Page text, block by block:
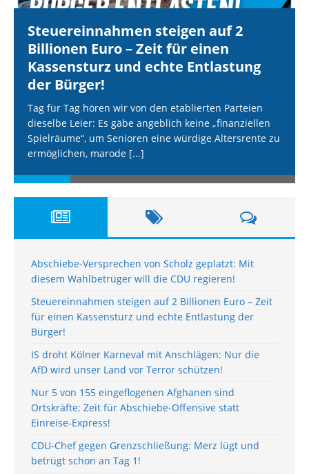
Steuereinnahmen steigen auf 2
Billionen Euro – Zeit für einen
Kassensturz und echte Entlastung
der Bürger!
Tag für Tag hören wir von den etablierten Parteien
dieselbe Leier: Es gäbe angeblich keine „finanziellen
Spielräume“, um Senioren eine würdige Altersrente zu
ermöglichen, marode [...]
Abschiebe-Versprechen von Scholz geplatzt: Mit
diesem Wahlbetrüger will die CDU regieren!
Steuereinnahmen steigen auf 2 Billionen Euro – Zeit
für einen Kassensturz und echte Entlastung der
Bürger!
IS droht Kölner Karneval mit Anschlägen: Nur die
AfD wird unser Land vor Terror schützen!
Nur 5 von 155 eingeflogenen Afghanen sind
Ortskräfte: Zeit für Abschiebe-Offensive statt
Einreise-Express!
CDU-Chef gegen Grenzschließung: Merz lügt und
betrügt schon an Tag 1!